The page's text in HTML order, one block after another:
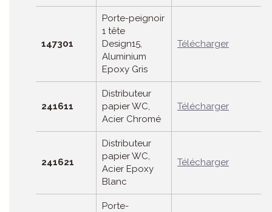
147301
Porte-peignoir
1 tête
Design15,
Aluminium
Epoxy Gris
Télécharger
241611
Distributeur
papier WC,
Acier Chromé
Télécharger
241621
Distributeur
papier WC,
Acier Epoxy
Blanc
Télécharger
Porte-